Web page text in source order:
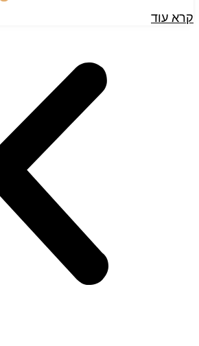
קרא עוד